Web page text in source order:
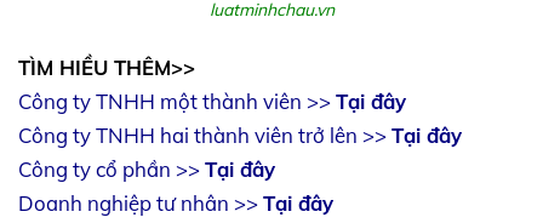
luatminhchau.vn
TÌM HIỀU THÊM>>
Công ty TNHH một thành viên >>Tại đây
Công ty TNHH hai thành viên trở lên >>Tại đây
Công ty cổ phần >>Tại đây
Doanh nghiệp tư nhân >>Tại đây